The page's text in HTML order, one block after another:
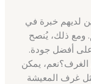
لديهم خبرة في
ومع ذلك، يُنصح
على أفضل جودة.
يمكن
غرف المعيشة